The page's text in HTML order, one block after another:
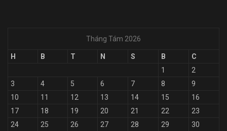
Tháng Tám 2026
H B T N S B
C
1
2
3
4 5 6 7 8
9
10
11 12 13 14 15
16
17
18 19 20 21 22
23
24
25 26 27 28 29 30